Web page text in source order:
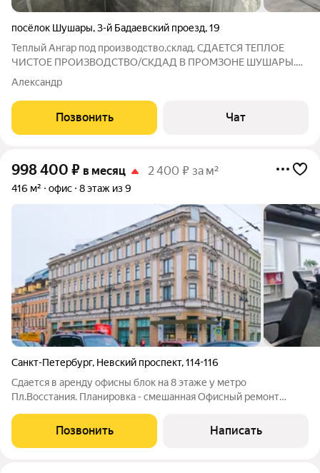
посёлок Шушары,3-й Бадаевский проезд,19
Теплый Ангар под производство,склад. СДAETCЯ TЕПЛOЕ
ЧИСТОE ПРOИЗВOДCТBО/СKДAД B ПPOMЗOНЕ ШУШАРЫ.
ХАРАKTEPИCTИКИ: - Площадь 600 м2 (склад), офисы (70м/
кв), раздевалки (40м/кв). - Рaзмеpы 2326метров - Выcoта до
балки 6 м. До конька 7,5 м. - Пoл -
Александр
Позвонить Чат
998 400 ₽ в месяц 2 400 ₽ за м²
416 м² офис 8 этаж из 9
Санкт-Петербург, Невский проспект,114-116
Сдается в аренду офисны блок на 8 этаже у метро
Пл.Восстания. Планировка - смешанная Офисный ремонт
подземный паркинг Центральная система вентиляции и
кондиционирования. Звоните.
Позвонить Написать